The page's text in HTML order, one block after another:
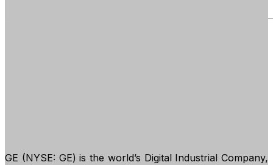
GE (NYSE: GE) is the world’s Digital Industrial Company,